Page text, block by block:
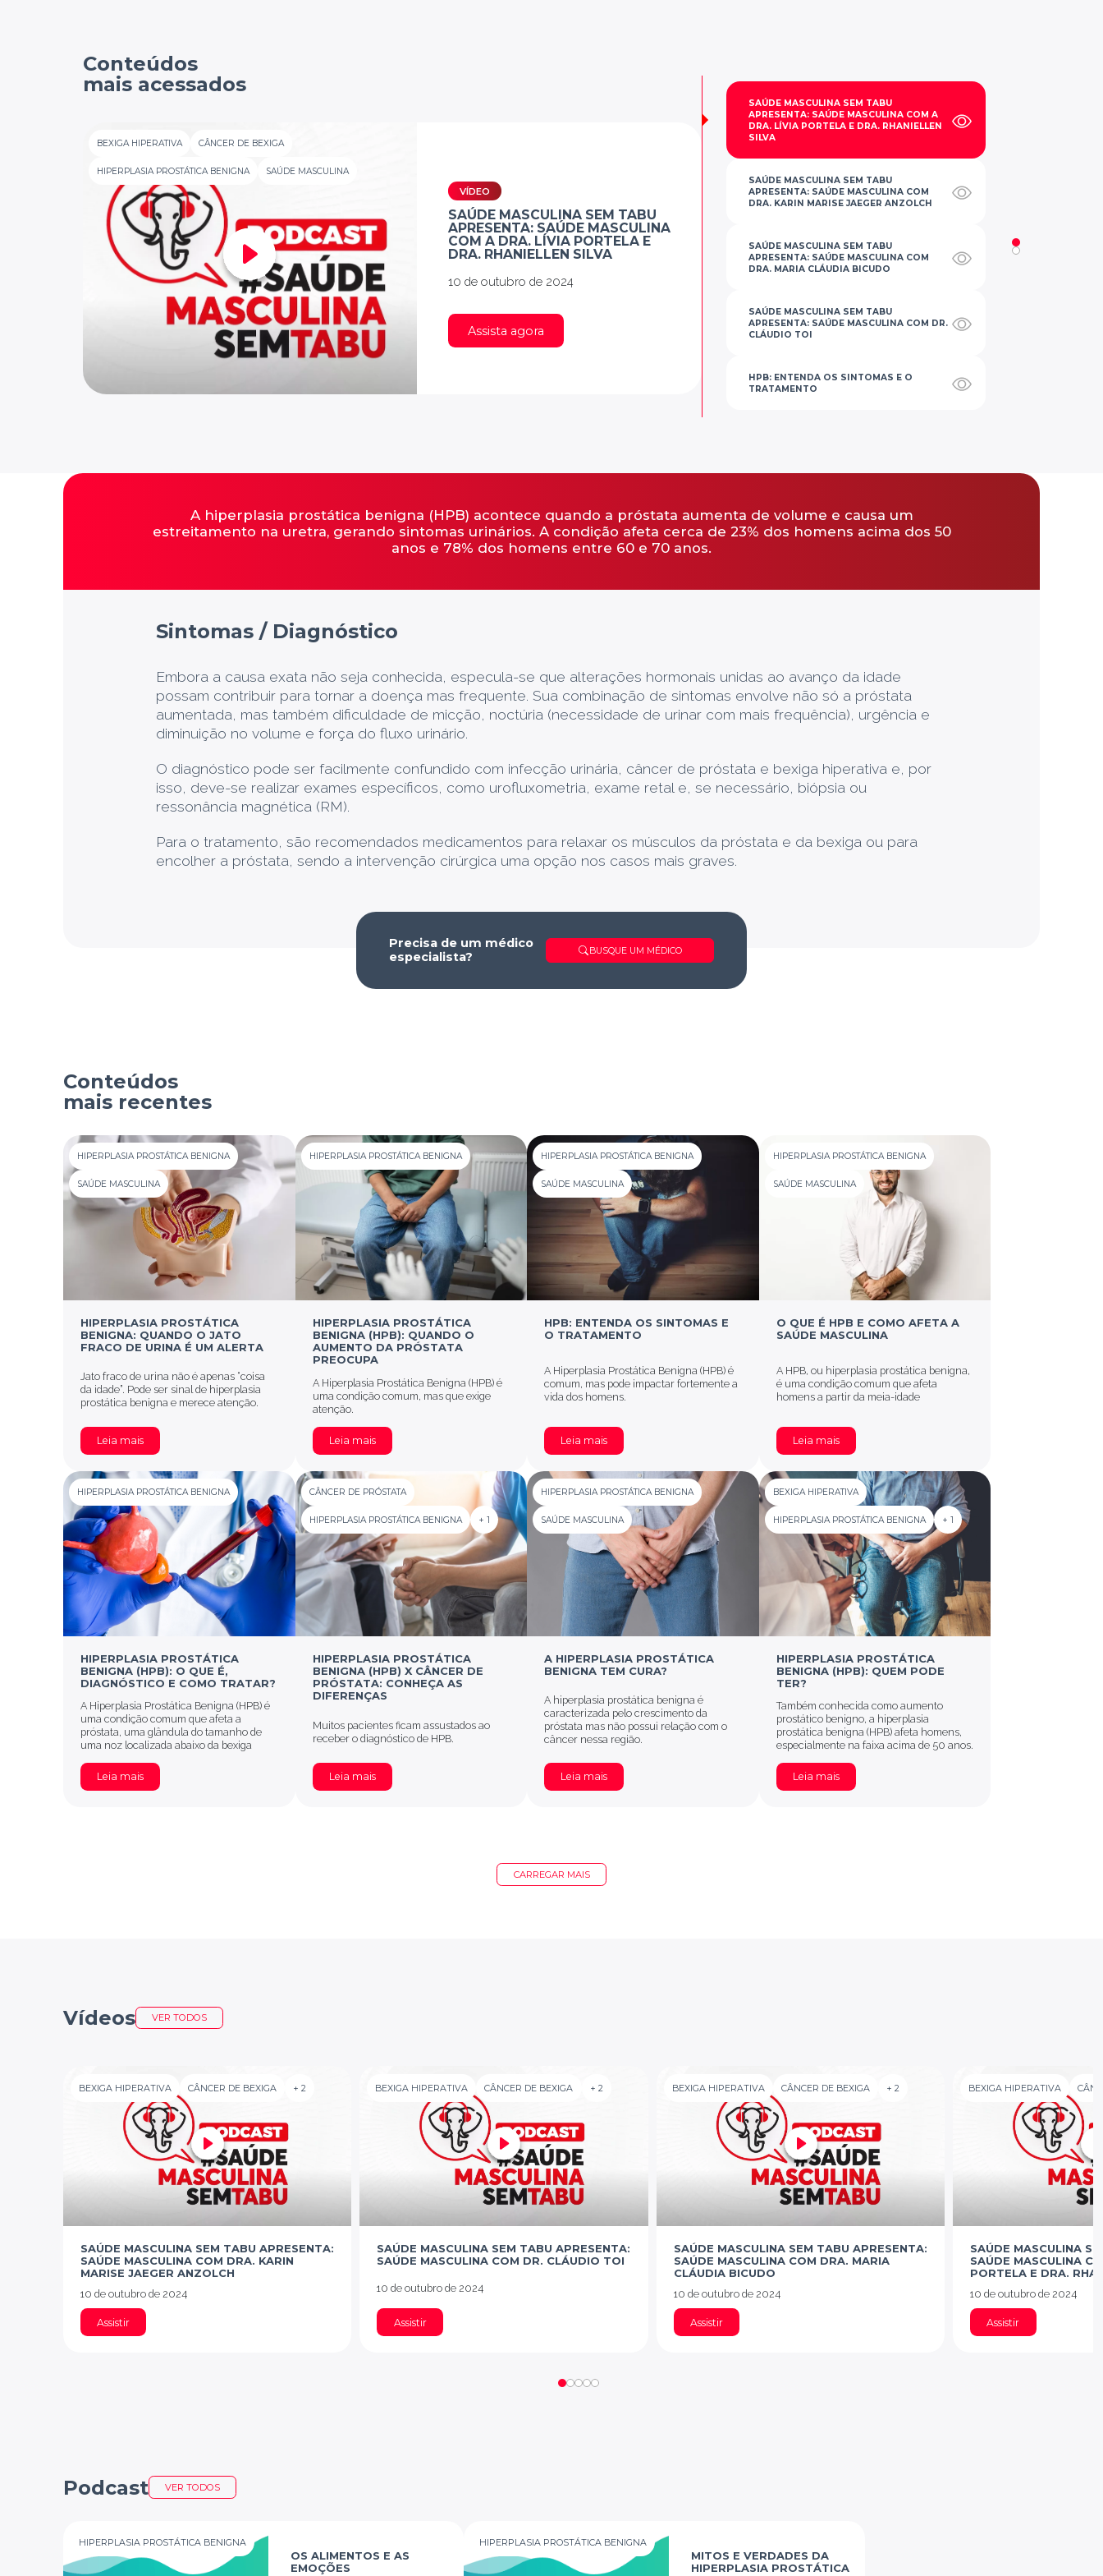
Conteúdos
mais acessados
BEXIGA HIPERATIVA CÂNCER DE BEXIGA
HIPERPLASIA PROSTÁTICA BENIGNA SAÚDE MASCULINA
VÍDEO
SAÚDE MASCULINA SEM TABU
APRESENTA: SAÚDE MASCULINA
COM A DRA. LÍVIA PORTELA E
DRA. RHANIELLEN SILVA
10 de outubro de 2024
Assista agora
SAÚDE MASCULINA SEM TABU
APRESENTA: SAÚDE MASCULINA COM A
DRA. LÍVIA PORTELA E DRA. RHANIELLEN
SILVA
SAÚDE MASCULINA SEM TABU
APRESENTA: SAÚDE MASCULINA COM
DRA. KARIN MARISE JAEGER ANZOLCH
SAÚDE MASCULINA SEM TABU
APRESENTA: SAÚDE MASCULINA COM
DRA. MARIA CLÁUDIA BICUDO
SAÚDE MASCULINA SEM TABU
APRESENTA: SAÚDE MASCULINA COM DR.
CLÁUDIO TOI
HPB: ENTENDA OS SINTOMAS E O
TRATAMENTO
A hiperplasia prostática benigna (HPB) acontece quando a próstata aumenta de volume e causa um
estreitamento na uretra, gerando sintomas urinários. A condição afeta cerca de 23% dos homens acima dos 50
anos e 78% dos homens entre 60 e 70 anos.
Sintomas / Diagnóstico
Embora a causa exata não seja conhecida, especula-se que alterações hormonais unidas ao avanço da idade
possam contribuir para tornar a doença mas frequente. Sua combinação de sintomas envolve não só a próstata
aumentada, mas também dificuldade de micção, noctúria (necessidade de urinar com mais frequência), urgência e
diminuição no volume e força do fluxo urinário.
O diagnóstico pode ser facilmente confundido com infecção urinária, câncer de próstata e bexiga hiperativa e, por
isso, deve-se realizar exames específicos, como urofluxometria, exame retal e, se necessário, biópsia ou
ressonância magnética (RM).
Para o tratamento, são recomendados medicamentos para relaxar os músculos da próstata e da bexiga ou para
encolher a próstata, sendo a intervenção cirúrgica uma opção nos casos mais graves.
Precisa de um médico
especialista?
BUSQUE UM MÉDICO
Conteúdos
mais recentes
HIPERPLASIA PROSTÁTICA BENIGNA
SAÚDE MASCULINA
HIPERPLASIA PROSTÁTICA
BENIGNA: QUANDO O JATO
FRACO DE URINA É UM ALERTA
Jato fraco de urina não é apenas “coisa
da idade”. Pode ser sinal de hiperplasia
prostática benigna e merece atenção.
Leia mais
HIPERPLASIA PROSTÁTICA BENIGNA
HIPERPLASIA PROSTÁTICA
BENIGNA (HPB): QUANDO O
AUMENTO DA PRÓSTATA
PREOCUPA
A Hiperplasia Prostática Benigna (HPB) é
uma condição comum, mas que exige
atenção.
Leia mais
HIPERPLASIA PROSTÁTICA BENIGNA
SAÚDE MASCULINA
HPB: ENTENDA OS SINTOMAS E
O TRATAMENTO
A Hiperplasia Prostática Benigna (HPB) é
comum, mas pode impactar fortemente a
vida dos homens.
Leia mais
HIPERPLASIA PROSTÁTICA BENIGNA
SAÚDE MASCULINA
O QUE É HPB E COMO AFETA A
SAÚDE MASCULINA
A HPB, ou hiperplasia prostática benigna,
é uma condição comum que afeta
homens a partir da meia-idade
Leia mais
HIPERPLASIA PROSTÁTICA BENIGNA
HIPERPLASIA PROSTÁTICA
BENIGNA (HPB): O QUE É,
DIAGNÓSTICO E COMO TRATAR?
A Hiperplasia Prostática Benigna (HPB) é
uma condição comum que afeta a
próstata, uma glândula do tamanho de
uma noz localizada abaixo da bexiga
Leia mais
CÂNCER DE PRÓSTATA
HIPERPLASIA PROSTÁTICA BENIGNA + 1
HIPERPLASIA PROSTÁTICA
BENIGNA (HPB) X CÂNCER DE
PRÓSTATA: CONHEÇA AS
DIFERENÇAS
Muitos pacientes ficam assustados ao
receber o diagnóstico de HPB.
Leia mais
HIPERPLASIA PROSTÁTICA BENIGNA
SAÚDE MASCULINA
A HIPERPLASIA PROSTÁTICA
BENIGNA TEM CURA?
A hiperplasia prostática benigna é
caracterizada pelo crescimento da
próstata mas não possui relação com o
câncer nessa região.
Leia mais
BEXIGA HIPERATIVA
HIPERPLASIA PROSTÁTICA BENIGNA + 1
HIPERPLASIA PROSTÁTICA
BENIGNA (HPB): QUEM PODE
TER?
Também conhecida como aumento
prostático benigno, a hiperplasia
prostática benigna (HPB) afeta homens,
especialmente na faixa acima de 50 anos.
Leia mais
CARREGAR MAIS
Vídeos VER TODOS
BEXIGA HIPERATIVA CÂNCER DE BEXIGA + 2
SAÚDE MASCULINA SEM TABU APRESENTA:
SAÚDE MASCULINA COM DRA. KARIN
MARISE JAEGER ANZOLCH
10 de outubro de 2024
Assistir
BEXIGA HIPERATIVA CÂNCER DE BEXIGA + 2
SAÚDE MASCULINA SEM TABU APRESENTA:
SAÚDE MASCULINA COM DR. CLÁUDIO TOI
10 de outubro de 2024
Assistir
BEXIGA HIPERATIVA CÂNCER DE BEXIGA + 2
SAÚDE MASCULINA SEM TABU APRESENTA:
SAÚDE MASCULINA COM DRA. MARIA
CLÁUDIA BICUDO
10 de outubro de 2024
Assistir
BEXIGA HIPERATIVA
SAÚDE MASCULINA
SAÚDE MASCULINA
PORTELA E DRA.
10 de outubro de 2024
Assistir
Podcast VER TODOS
HIPERPLASIA PROSTÁTICA BENIGNA
OS ALIMENTOS E AS
EMOÇÕES
HIPERPLASIA PROSTÁTICA BENIGNA
MITOS E VERDADES DA
HIPERPLASIA PROSTÁTICA